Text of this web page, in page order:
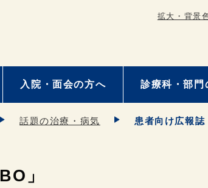
拡大・背景
入院・面会の方へ 診療科・部門
話題の治療・病気 患者向け広報誌
」